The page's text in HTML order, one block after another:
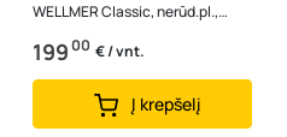
WELLMER Classic, nerūd.pl.,
700-6, kairė, 85W, 37306
19900 € / vnt.
Į krepšelį